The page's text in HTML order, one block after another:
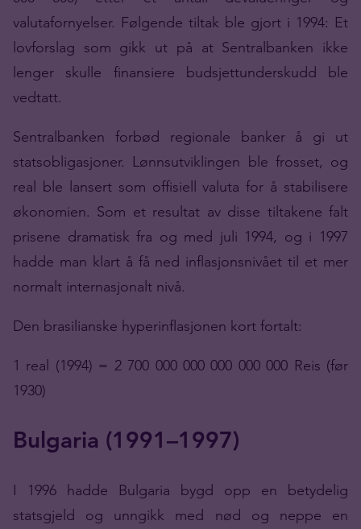
valutafornyelser. Følgende tiltak ble gjort i 1994: Et
lovforslag som gikk ut på at Sentralbanken ikke
lenger skulle finansiere budsjettunderskudd ble
vedtatt.
Sentralbanken forbød regionale banker å gi ut
statsobligasjoner. Lønnsutviklingen ble frosset, og
real ble lansert som offisiell valuta for å stabilisere
økonomien. Som et resultat av disse tiltakene falt
prisene dramatisk fra og med juli 1994, og i 1997
hadde man klart å få ned inflasjonsnivået til et mer
normalt internasjonalt nivå.
Den brasilianske hyperinflasjonen kort fortalt:
1 real (1994) = 2 700 000 000 000 000 000 Reis (før
1930)
Bulgaria (1991–1997)
I 1996 hadde Bulgaria bygd opp en betydelig
statsgjeld og unngikk med nød og neppe en